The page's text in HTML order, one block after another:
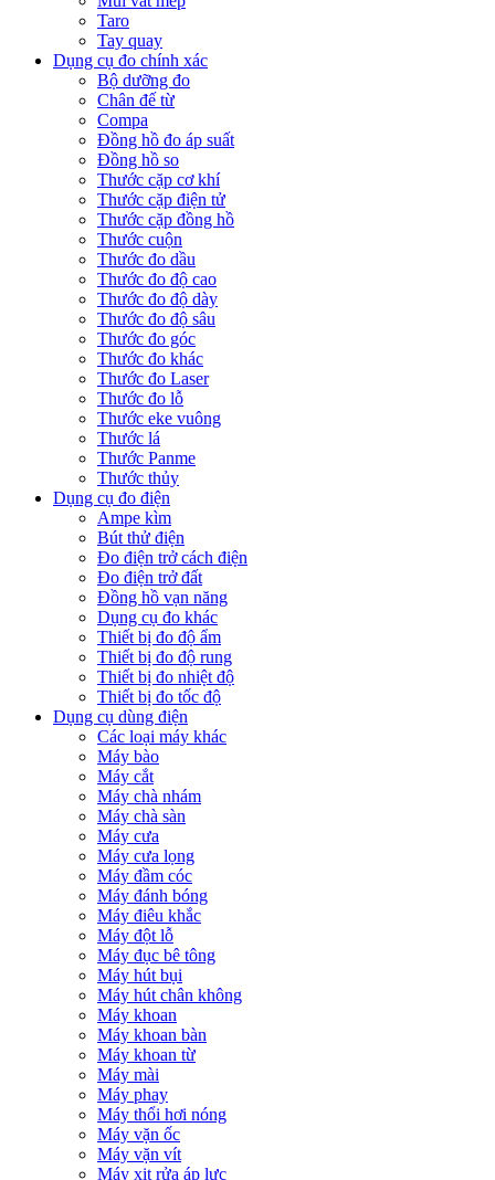
Taro
Tay quay
Dụng cụ đo chính xác
Bộ dưỡng đo
Chân đế từ
Compa
Đồng hồ đo áp suất
Đồng hồ so
Thước cặp cơ khí
Thước cặp điện tử
Thước cặp đồng hồ
Thước cuộn
Thước đo dầu
Thước đo độ cao
Thước đo độ dày
Thước đo độ sâu
Thước đo góc
Thước đo khác
Thước đo Laser
Thước đo lỗ
Thước eke vuông
Thước lá
Thước Panme
Thước thủy
Dụng cụ đo điện
Ampe kìm
Bút thử điện
Đo điện trở cách điện
Đo điện trở đất
Đồng hồ vạn năng
Dụng cụ đo khác
Thiết bị đo độ ẩm
Thiết bị đo độ rung
Thiết bị đo nhiệt độ
Thiết bị đo tốc độ
Dụng cụ dùng điện
Các loại máy khác
Máy bào
Máy cắt
Máy chà nhám
Máy chà sàn
Máy cưa
Máy cưa lọng
Máy đầm cóc
Máy đánh bóng
Máy điêu khắc
Máy đột lỗ
Máy đục bê tông
Máy hút bụi
Máy hút chân không
Máy khoan
Máy khoan bàn
Máy khoan từ
Máy mài
Máy phay
Máy thổi hơi nóng
Máy vặn ốc
Máy vặn vít
Máy xịt rửa áp lực